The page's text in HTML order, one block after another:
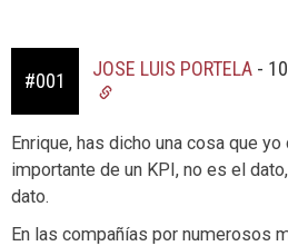
#001
JOSE LUIS PORTELA -
Enrique, has dicho una cosa que
importante de un KPI, no es el
dato.
En las compañías por numerosos